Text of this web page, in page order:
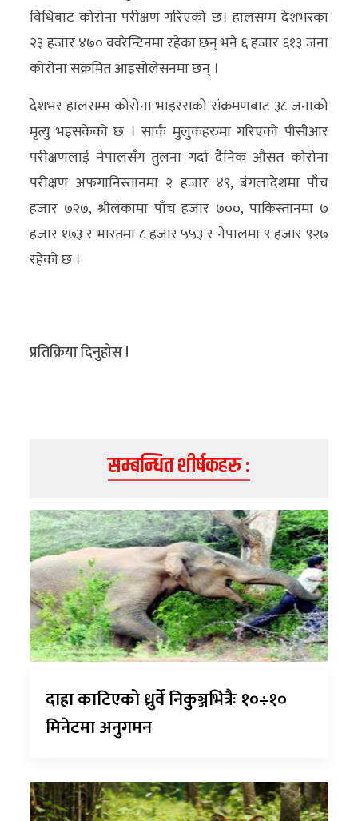
विधिबाट कोरोना परीक्षण गरिएको छ। हालसम्म देशभरका
२३ हजार ४७० क्वरेन्टिनमा रहेका छन् भने ६ हजार ६१३ जना
कोरोना संक्रमित आइसोलेसनमा छन् ।
देशभर हालसम्म कोरोना भाइरसको संक्रमणबाट ३८ जनाको
मृत्यु भइसकेको छ । सार्क मुलुकहरुमा गरिएको पीसीआर
परीक्षणलाई नेपालसँग तुलना गर्दा दैनिक औसत कोरोना
परीक्षण अफगानिस्तानमा २ हजार ४९, बंगलादेशमा पाँच
हजार ७२७, श्रीलंकामा पाँच हजार ७००, पाकिस्तानमा ७
हजार १७३ र भारतमा ८ हजार ५५३ र नेपालमा ९ हजार ९२७
रहेको छ ।
प्रतिक्रिया दिनुहोस !
सम्बन्धित शीर्षकहरु :
दाह्रा काटिएको ध्रुर्वे निकुञ्जभित्रैः १०÷१०
मिनेटमा अनुगमन